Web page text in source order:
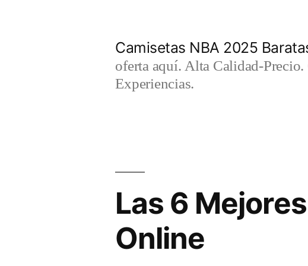
Camisetas NBA 2025
oferta aquí. Alta Calidad-
Experiencias.
Las 6
Online